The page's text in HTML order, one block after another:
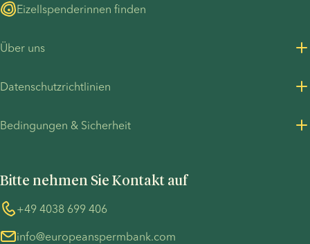
Bitte nehmen Sie Kontakt auf
+49 4038 699 406
info@europeanspermbank.com
Eizellspenderinnen finden
Über uns
Presseinformationen
Informationen zum TP53-Fall
Datenschutzrichtlinien
Bedingungen & Sicherheit
COVID-19 precautions
Whistleblower